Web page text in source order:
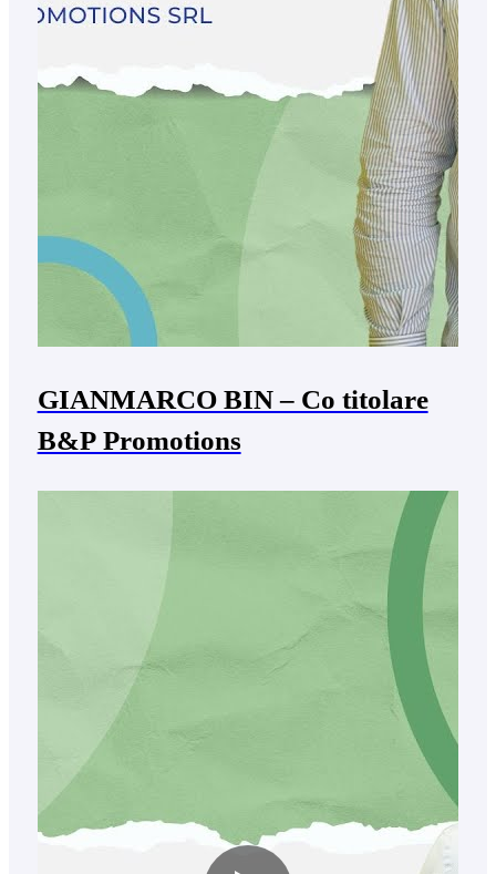
GIANMARCO BIN – Co titolare
B&P Promotions